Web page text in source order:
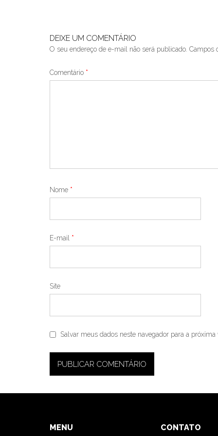
DEIXE UM COMENTÁRIO
O seu endereço de e-mail não será publicado. Campos
Comentário *
Nome *
E-mail *
Site
Salvar meus dados neste navegador para a próxima
MENU CONTATO